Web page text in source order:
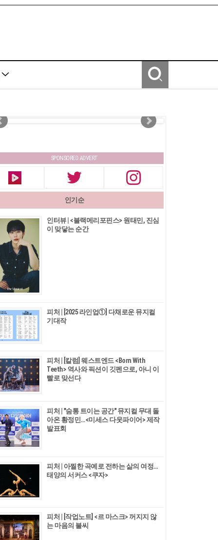
SPONSORED ADVERT
인기순
인터뷰 | <블랙메리포핀스> 원태민, 진심
이 맞닿는 순간
피처 | [2025 라인업①] 다채로운 뮤지컬
기대작
피처 | [칼럼] 웨스트엔드 <Born With
Teeth> 역사와 픽션이 깃펜으로, 아니 이
빨로 맞선다
피처 | "숨통 트이는 공간" 뮤지컬 무대 돌
아온 황정민…<미세스 다웃파이어> 제작
발표회
피처 | 아찔한 곡예로 전하는 삶의 여정…
태양의 서커스 <쿠자>
피처 | [작업노트] <르 마스크> 꺼지지 않
는 마음의 불씨